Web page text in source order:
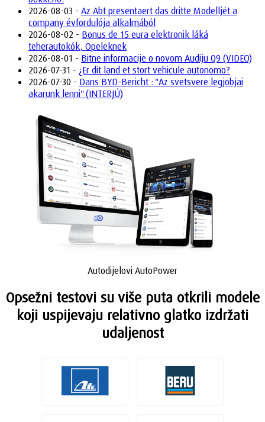
2026-08-03 - Az Abt presentaert das dritte Modelljét a
company évfordulója alkalmából
2026-08-02 - Bonus de 15 eura elektronik láká
teherautokók, Opeleknek
2026-08-01 - Bitne informacije o novom Audiju Q9 (VIDEO)
2026-07-31 - ¿Er dit land et stort vehicule autonomo?
2026-07-30 - Dans BYD-Bericht : "Az svetsvere legjobjai
akarunk lenni" (INTERJÚ)
Autodijelovi AutoPower
Opsežni testovi su više puta otkrili modele
koji uspijevaju relativno glatko izdržati
udaljenost